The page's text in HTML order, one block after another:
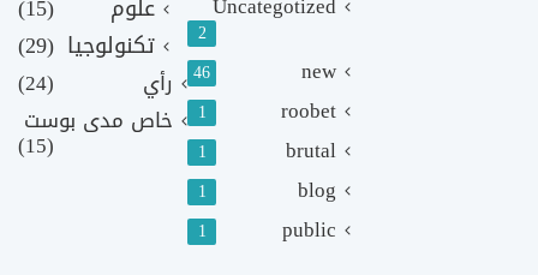
2
new
46
roobet
1
brutal
1
blog
1
public
1
علوم
(15)
تكنولوجيا (29)
رأي
(24)
خاص مدى بوست
(15)